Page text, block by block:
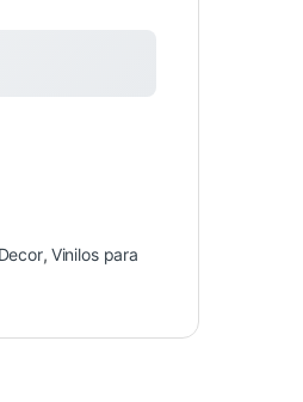
, Vinilos para